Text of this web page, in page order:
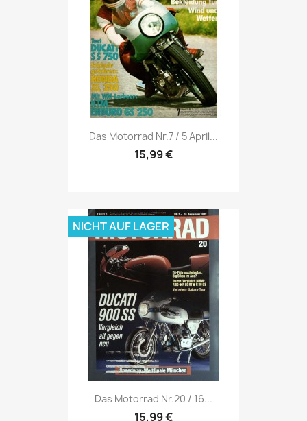
Vorschau
Das Motorrad Nr.7 / 5 April...
15,99 €
Vorschau
Das Motorrad Nr.20 / 16...
15,99 €
NICHT AUF LAGER